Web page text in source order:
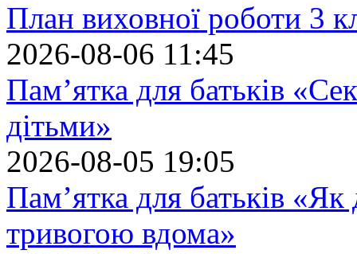
План виховної роботи 3
2026-08-06 11:45
Пам’ятка для батьків
дітьми»
2026-08-05 19:05
Пам’ятка для батьків
тривогою вдома»